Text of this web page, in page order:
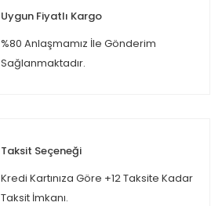
Uygun Fiyatlı Kargo
%80 Anlaşmamız İle Gönderim
Sağlanmaktadır.
Taksit Seçeneği
Kredi Kartınıza Göre +12 Taksite Kadar
Taksit İmkanı.